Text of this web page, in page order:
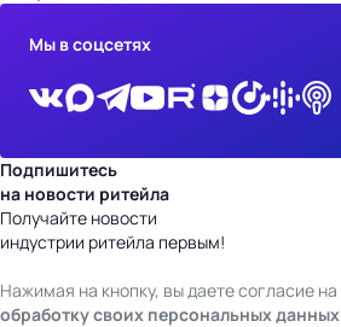
Мы в соцсетях
Подпишитесь
на новости ритейла
Получайте новости
индустрии ритейла первым!
Нажимая на кнопку, вы даете согласие на
обработку своих персональных данных